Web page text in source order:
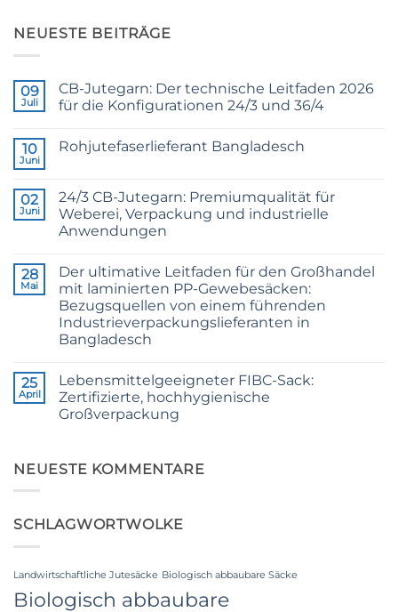
NEUESTE BEITRÄGE
09
Juli
CB-Jutegarn: Der technische Leitfaden 2026
für die Konfigurationen 24/3 und 36/4
zu
Yarn:
The
Technical
2026
Guide
and
36/4
Configurations
10
Juni
Rohjutefaserlieferant Bangladesch
Raw
Jute
Fibre
Supplier
02
Juni
24/3 CB-Jutegarn: Premiumqualität für
Weberei, Verpackung und industrielle
Anwendungen
zu
24/3
CB
Grade
Jute
Yarn:
Premium
Weaving,
Packaging
and
Industrial
Applications
28
Mai
Der ultimative Leitfaden für den Großhandel
mit laminierten PP-Gewebesäcken:
Bezugsquellen von einem führenden
Industrieverpackungslieferanten in
Bangladesch
zu
The
Ultimate
Guide
Bags
a
Premier
in
25
April
Lebensmittelgeeigneter FIBC-Sack:
Zertifizierte, hochhygienische
Großverpackung
Food
Grade
High-
NEUESTE KOMMENTARE
SCHLAGWORTWOLKE
Landwirtschaftliche Jutesäcke Biologisch abbaubare Säcke
Biologisch abbaubare